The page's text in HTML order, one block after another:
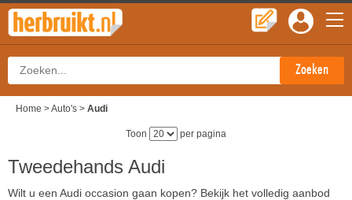
Home >Auto's > Audi
Toon per pagina
Tweedehands Audi
Wilt u een Audi occasion gaan kopen? Bekijk het volledig aanbod